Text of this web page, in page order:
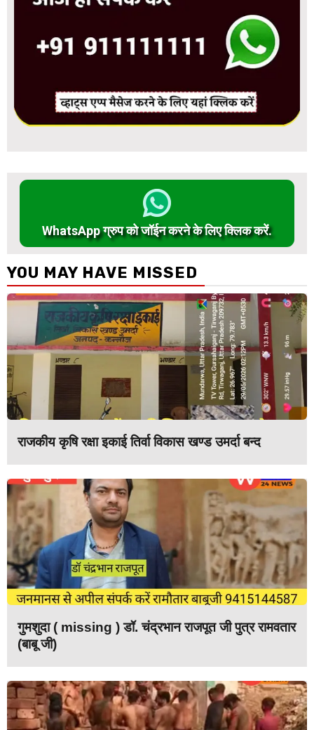
WhatsApp ग्रुप को जॉईन करने के लिए क्लिक करें.
YOU MAY HAVE MISSED
राजकीय कृषि रक्षा इकाई तिर्वा विकास खण्ड उमर्दा बन्द
गुमशुदा ( missing ) डॉ. चंद्रभान राजपूत जी पुत्र रामवतार
(बाबू जी)